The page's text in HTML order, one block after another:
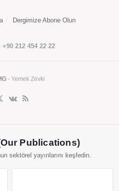
Dergimize Abone Olun
+90 212 454 22 22
- Yemek Zevki
(Our Publications)
sektörel yayınlarını keşfedin.